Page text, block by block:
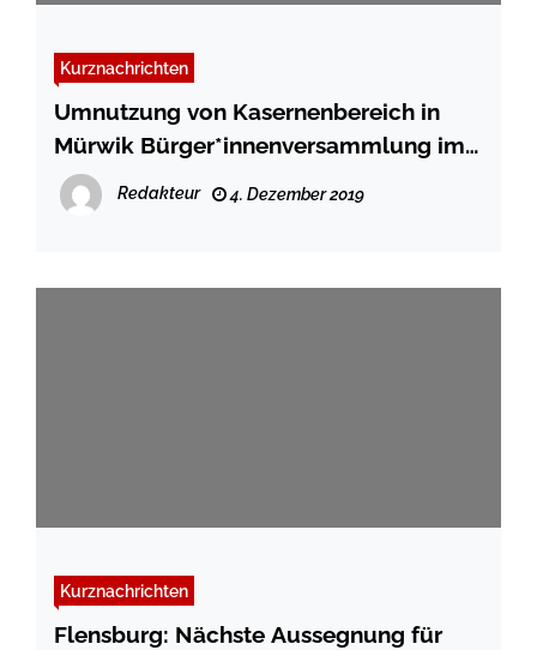
Kurznachrichten
Umnutzung von Kasernenbereich in
Mürwik Bürger*innenversammlung im
Technischen Rathaus
Redakteur 4. Dezember 2019
Kurznachrichten
Flensburg: Nächste Aussegnung für